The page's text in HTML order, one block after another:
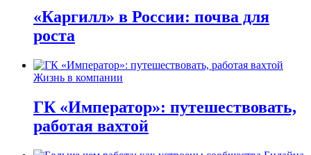
«Каргилл» в России: почва для
роста
Жизнь в компании
ГК «Император»: путешествовать,
работая вахтой